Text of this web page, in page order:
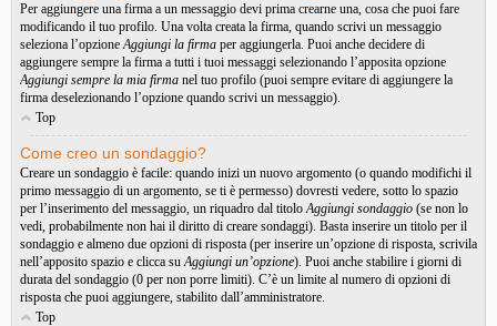
Per aggiungere una firma a un messaggio devi prima crearne una, cosa che puoi fare
modificando il tuo profilo. Una volta creata la firma, quando scrivi un messaggio
seleziona l’opzioneAggiungi la firma per aggiungerla. Puoi anche decidere di
aggiungere sempre la firma a tutti i tuoi messaggi selezionando l’apposita opzione
Aggiungi sempre la mia firma nel tuo profilo (puoi sempre evitare di aggiungere la
firma deselezionando l’opzione quando scrivi un messaggio).
Top
Come creo un sondaggio?
Creare un sondaggio è facile: quando inizi un nuovo argomento (o quando modifichi il
primo messaggio di un argomento, se ti è permesso) dovresti vedere, sotto lo spazio
per l’inserimento del messaggio, un riquadro dal titoloAggiungi sondaggio (se non lo
vedi, probabilmente non hai il diritto di creare sondaggi). Basta inserire un titolo per il
sondaggio e almeno due opzioni di risposta (per inserire un’opzione di risposta, scrivila
nell’apposito spazio e clicca suAggiungi un’opzione). Puoi anche stabilire i giorni di
durata del sondaggio (0 per non porre limiti). C’è un limite al numero di opzioni di
risposta che puoi aggiungere, stabilito dall’amministratore.
Top